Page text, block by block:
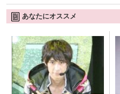
あなたにオススメ